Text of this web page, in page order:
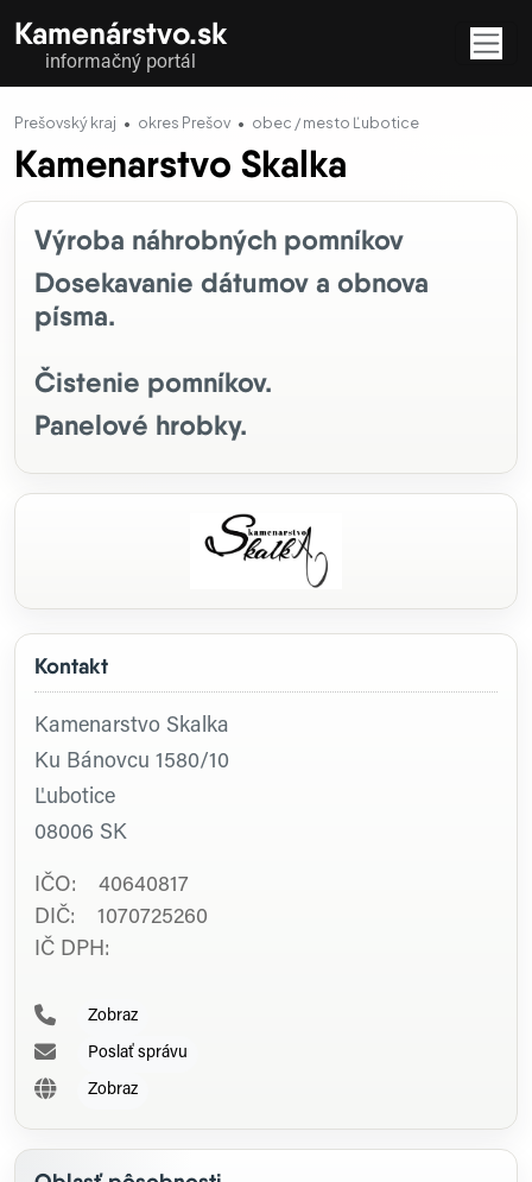
Kamenárstvo.sk
informačný portál
Prešovský kraj okres Prešov obec / mesto Ľubotice
Kamenarstvo Skalka
Kontakt
Kamenarstvo Skalka
Ku Bánovcu 1580/10
Ľubotice
08006 SK
IČO: 40640817
DIČ: 1070725260
IČ DPH:
Zobraz
Poslať správu
Zobraz
Profil firmy
Výroba náhrobných pomníkov
Dosekavanie dátumov a obnova
písma.
Čistenie pomníkov.
Panelové hrobky.